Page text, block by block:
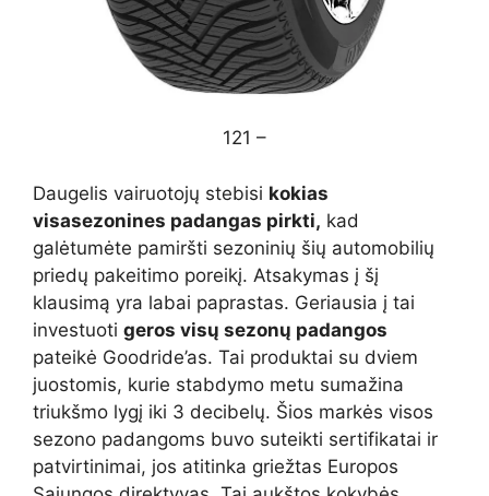
121 –
Daugelis vairuotojų stebisi kokias
visasezonines padangas pirkti, kad
galėtumėte pamiršti sezoninių šių automobilių
priedų pakeitimo poreikį. Atsakymas į šį
klausimą yra labai paprastas. Geriausia į tai
investuoti geros visų sezonų padangos
pateikė Goodride’as. Tai produktai su dviem
juostomis, kurie stabdymo metu sumažina
triukšmo lygį iki 3 decibelų. Šios markės visos
sezono padangoms buvo suteikti sertifikatai ir
patvirtinimai, jos atitinka griežtas Europos